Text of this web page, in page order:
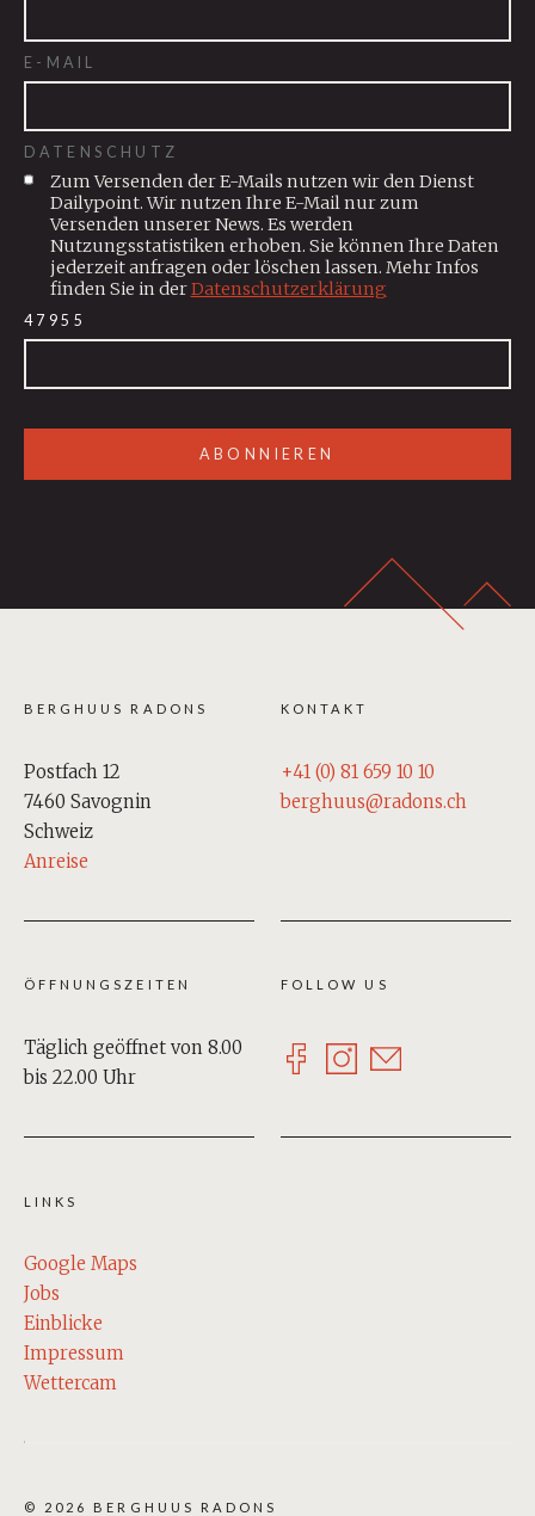
E-MAIL
DATENSCHUTZ
Zum Versenden der E-Mails nutzen wir den Dienst
Dailypoint. Wir nutzen Ihre E-Mail nur zum
Versenden unserer News. Es werden
Nutzungsstatistiken erhoben. Sie können Ihre Daten
jederzeit anfragen oder löschen lassen. Mehr Infos
finden Sie in derDatenschutzerklärung
47955
ABONNIEREN
BERGHUUS RADONS
Postfach 12
7460 Savognin
Schweiz
Anreise
KONTAKT
+41 (0) 81 659 10 10
berghuus@radons.ch
ÖFFNUNGSZEITEN
Täglich geöffnet von 8.00
bis 22.00 Uhr
FOLLOW US
LINKS
Google Maps
Jobs
Einblicke
Impressum
Wettercam
© 2026 BERGHUUS RADONS